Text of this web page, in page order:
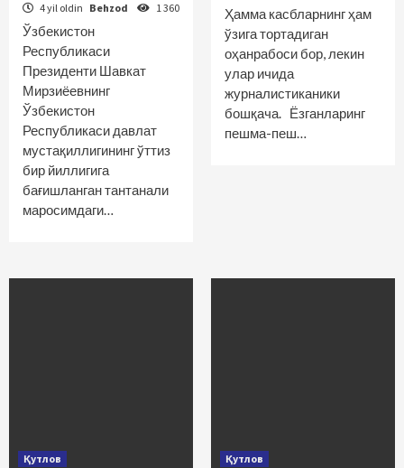
4 yil oldin Behzod 1 360
Ўзбекистон
Республикаси
Президенти Шавкат
Мирзиёевнинг
Ўзбекистон
Республикаси давлат
мустақиллигининг ўттиз
бир йиллигига
бағишланган тантанали
маросимдаги…
Ҳамма касбларнинг ҳам
ўзига тортадиган
оҳанрабоси бор, лекин
улар ичида
журналистиканики
бошқача. Ёзганларинг
пешма-пеш…
Қутлов Қутлов